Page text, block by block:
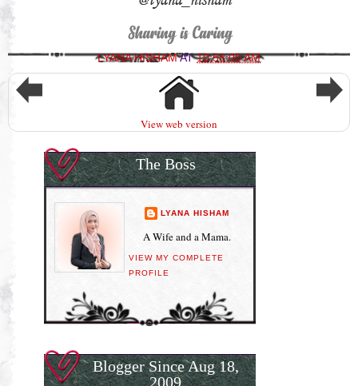
LYANA HISHAMAT10:58:00 AM
View web version
The Boss
LYANA HISHAM
A Wife and a Mama.
VIEW MY COMPLETE
PROFILE
Blogger Since Aug 18,
2009